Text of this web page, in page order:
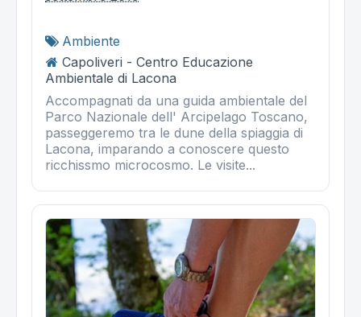
Ambiente
Capoliveri - Centro Educazione
Ambientale di Lacona
Accompagnati da una guida ambientale del
Parco Nazionale dell' Arcipelago Toscano,
passeggeremo tra le dune della spiaggia di
Lacona, imparando a conoscere questo
ricchissmo microcosmo. Le visite...